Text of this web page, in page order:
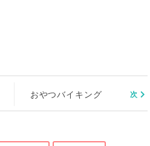
おやつバイキング